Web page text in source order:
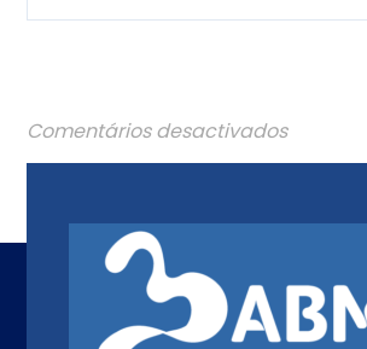
Comentários desactivados